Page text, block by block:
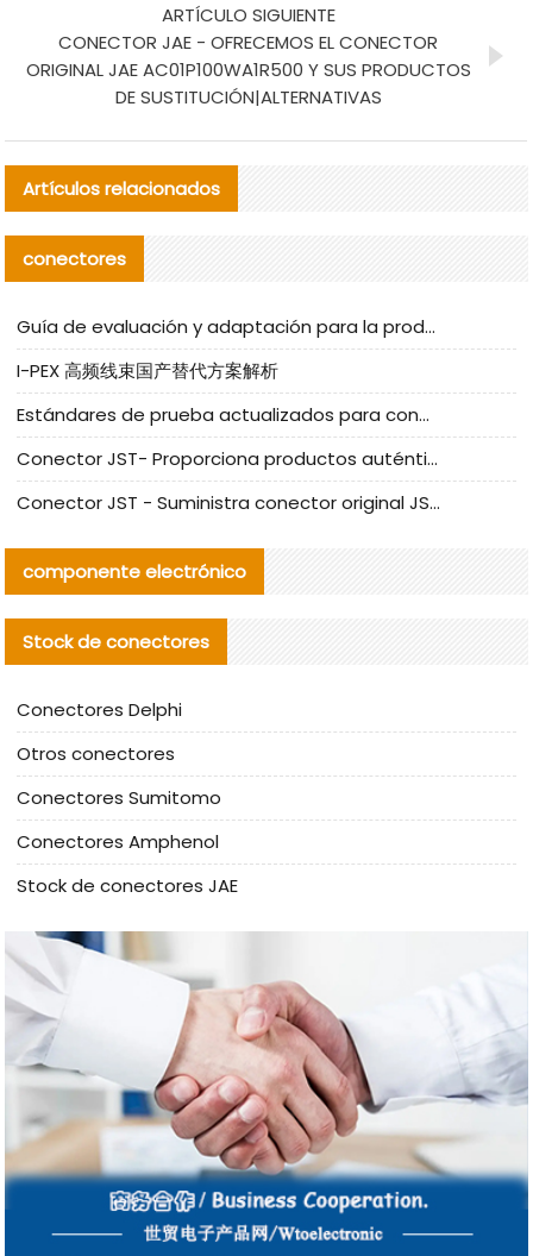
ARTÍCULO SIGUIENTE
CONECTOR JAE - OFRECEMOS EL CONECTOR
ORIGINAL JAE AC01P100WA1R500 Y SUS PRODUCTOS
DE SUSTITUCIÓN|ALTERNATIVAS
Artículos relacionados
conectores
Guía de evaluación y adaptación para la producción en serie de componentes de cables nacionales para CNC Tech
I-PEX 高频线束国产替代方案解析
Estándares de prueba actualizados para conectores nacionales bajo la referencia de CLIFF
Conector JST- Proporciona productos auténticos y alternativos del conector JST NSHR-02V-S
Conector JST - Suministra conector original JST GHR-09V-S | productos alternativos
componente electrónico
Stock de conectores
Conectores Delphi
Otros conectores
Conectores Sumitomo
Conectores Amphenol
Stock de conectores JAE